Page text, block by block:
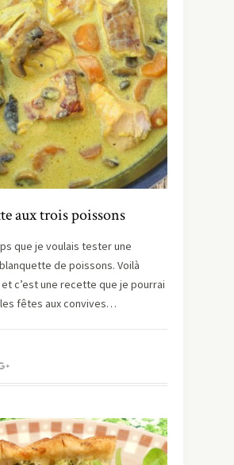
aux trois poissons
que je voulais tester une
de poissons. Voilà
c’est une recette que je pourrai
fêtes aux convives…